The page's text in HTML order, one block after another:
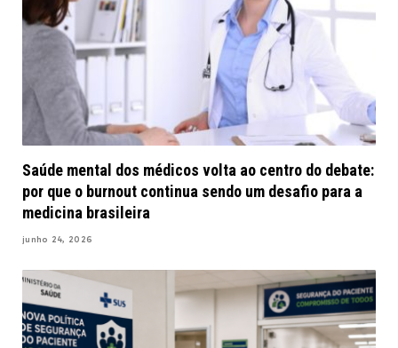
Saúde mental dos médicos volta ao centro do debate:
por que o burnout continua sendo um desafio para a
medicina brasileira
junho 24, 2026